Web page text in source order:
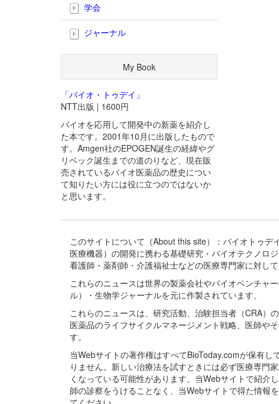
学会
ジャーナル
My Book
「バイオ・トゥデイ」
NTT出版 | 1600円
バイオを応用して開発中の新薬を紹介し
た本です。2001年10月に出版したもので
す。Amgen社のEPOGEN誕生の経緯やグ
リベック誕生までの道のりなど、現在販
売されているバイオ医薬品の歴史につい
て知りたい方には役に立つのではないか
と思います。
このサイトについて（About this site）：バイオトゥデ
医療機器）の開発に携わる基礎研究・バイオテクノロ
看護師・薬剤師・介護福祉士などの医療専門家に対し
これらのニュースは世界の製薬会社やバイオベンチャ
ル）・生物学ジャーナルを元に作製されています。
これらのニュースは、研究活動、治験担当者（CRA）
医薬品のライフサイクルマネージメント戦略、医師や
す。
当Webサイトの著作権はすべてBioToday.comが保有
りません。新しい治療法を試すときには必ず医療専門
くなっている可能性があります。当Webサイトで紹介
師の診察をうけることなく、当Webサイトで得た情報